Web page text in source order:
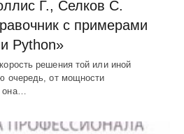
Г., Селков С.
с примерами
Python»
решения той или иной
очередь, от мощности